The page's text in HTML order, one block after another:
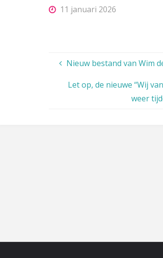
11 januari 2026
Nieuw bestand van Wim
Let op, de nieuwe “Wij
weer